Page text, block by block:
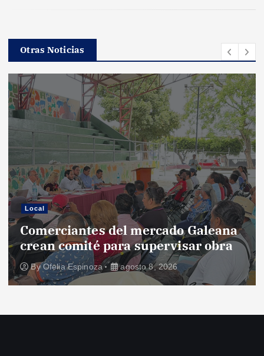
Otras Noticias
Local
Comerciantes del mercado Galeana
crean comité para supervisar obra
ByOfelia Espinoza agosto 8, 2026